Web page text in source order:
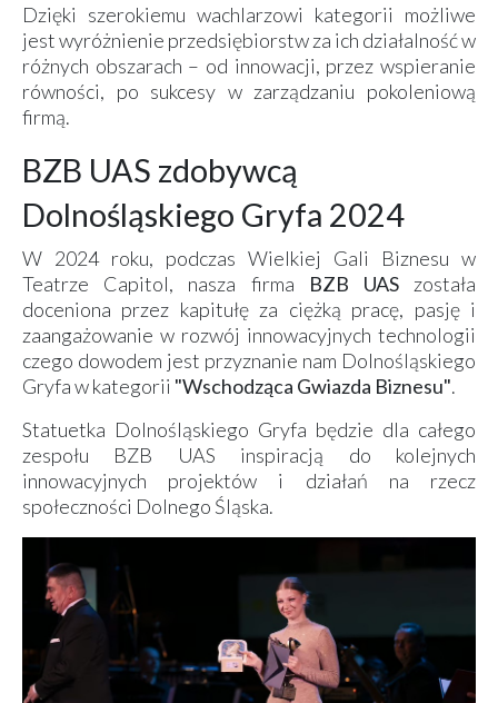
Dzięki szerokiemu wachlarzowi kategorii możliwe
jest wyróżnienie przedsiębiorstw za ich działalność w
różnych obszarach – od innowacji, przez wspieranie
równości, po sukcesy w zarządzaniu pokoleniową
firmą.
BZB UAS zdobywcą
Dolnośląskiego Gryfa 2024
W 2024 roku, podczas Wielkiej Gali Biznesu w
Teatrze Capitol, nasza firma
BZB UASzostała
doceniona przez kapitułę za ciężką pracę, pasję i
zaangażowanie w rozwój innowacyjnych technologii
czego dowodem jest przyznanie nam Dolnośląskiego
Gryfa w kategorii "Wschodząca Gwiazda Biznesu".
Statuetka Dolnośląskiego Gryfa będzie dla całego
zespołu BZB UAS inspiracją do kolejnych
innowacyjnych projektów i działań na rzecz
społeczności Dolnego Śląska.